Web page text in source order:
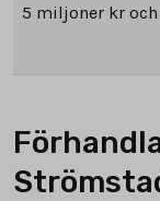
5 miljoner kr och